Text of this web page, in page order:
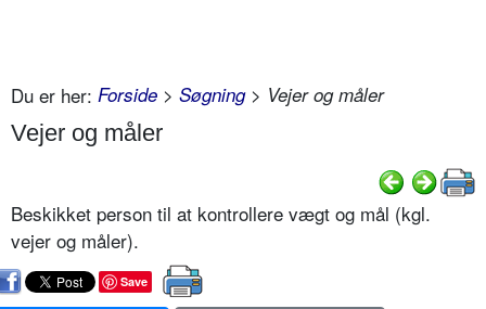
Du er her: Forside > Søgning> Vejer og måler
Vejer og måler
Beskikket person til at kontrollere vægt og mål (kgl.
vejer og måler).
Save